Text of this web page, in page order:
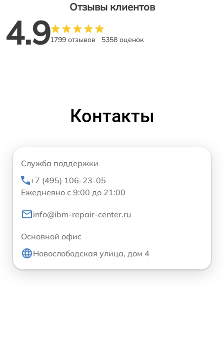
Отзывы клиентов
4.91799 отзывов 5358 оценок
Контакты
Служба поддержки
+7 (495) 106-23-05
Ежедневно с 9:00 до 21:00
info@ibm-repair-center.ru
Основной офис
Новослободская улица, дом 4